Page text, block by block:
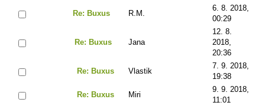
Re: Buxus R.M.
6. 8. 2018,
00:29
Re: Buxus Jana
12. 8.
2018,
20:36
Re: Buxus Vlastik
7. 9. 2018,
19:38
Re: Buxus Miri
9. 9. 2018,
11:01